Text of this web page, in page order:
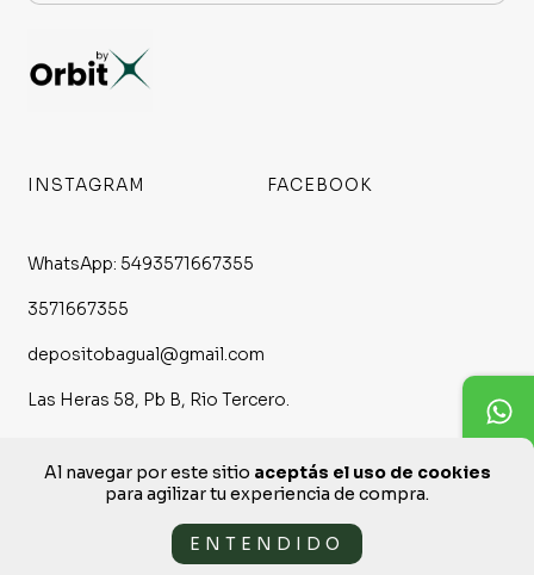
Al navegar por este sitio aceptás el uso de cookies
para agilizar tu experiencia de compra.
ENTENDIDO
INSTAGRAM FACEBOOK
WhatsApp: 5493571667355
3571667355
depositobagual@gmail.com
Las Heras 58, Pb B, Rio Tercero.
Copyright Bagual - 30717120864 - 2026. Todos los derechos